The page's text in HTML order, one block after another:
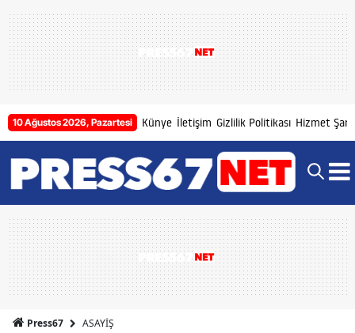
10 Ağustos 2026, Pazartesi Künye İletişim Gizlilik Politikası Hizmet
Press67 ASAYİŞ